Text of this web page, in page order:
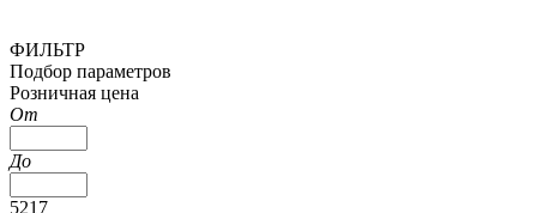
ФИЛЬТР
Подбор параметров
Розничная цена
От
До
5217